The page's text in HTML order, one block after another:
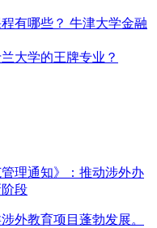
有哪些？ 牛津大学金融
大学的王牌专业？
理通知》：推动涉外办
段
外教育项目蓬勃发展。